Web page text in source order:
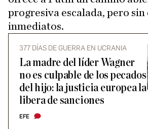
progresiva escalada, pero sin
inmediatos.
377 DÍAS DE GUERRA EN UCRANIA
La madre del líder Wagner
no es culpable de los pecados
del hijo: la justicia europea la
libera de sanciones
EFE